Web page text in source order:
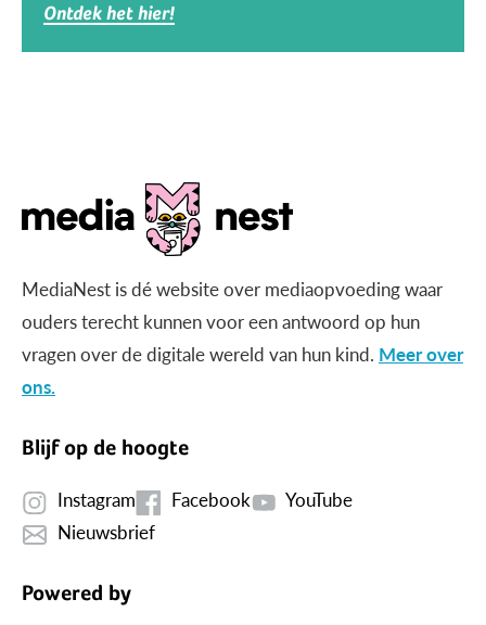
Ontdek het hier!
MediaNest is dé website over mediaopvoeding waar
ouders terecht kunnen voor een antwoord op hun
vragen over de digitale wereld van hun kind. Meer over
ons.
Blijf op de hoogte
Instagram Facebook
YouTube
Nieuwsbrief
Powered by